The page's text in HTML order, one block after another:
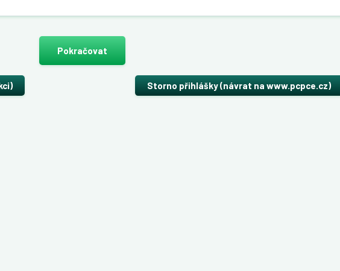
Pokračovat
Storno přihlášky (návrat na www.pcpce.cz)